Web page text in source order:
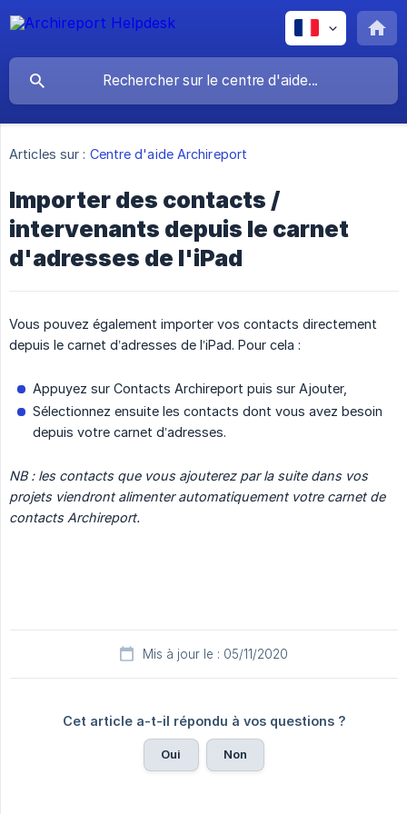
Articles sur : Centre d'aide Archireport
Importer des contacts /
intervenants depuis le carnet
d'adresses de l'iPad
Vous pouvez également importer vos contacts directement
depuis le carnet d’adresses de l’iPad. Pour cela :
Appuyez sur Contacts Archireport puis sur Ajouter,
Sélectionnez ensuite les contacts dont vous avez besoin
depuis votre carnet d’adresses.
NB : les contacts que vous ajouterez par la suite dans vos
projets viendront alimenter automatiquement votre carnet de
contacts Archireport.
Mis à jour le : 05/11/2020
Cet article a-t-il répondu à vos questions ?
Oui Non